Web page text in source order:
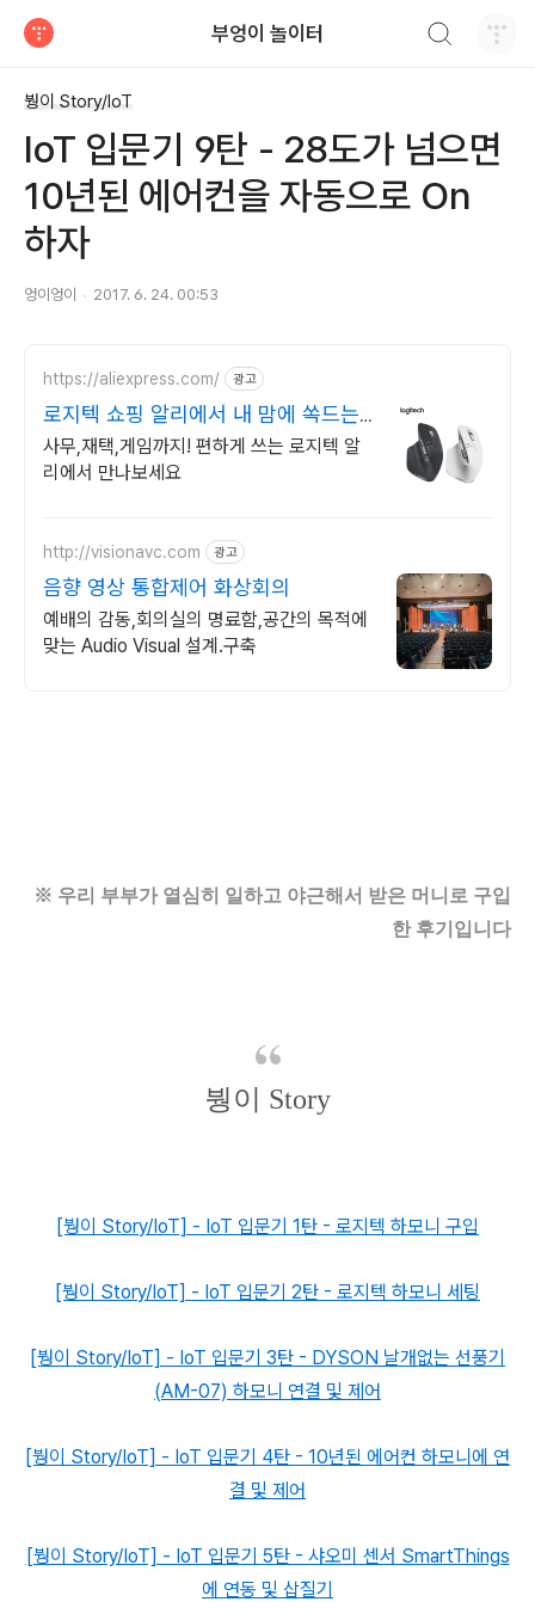
부엉이 놀이터
붱이 Story/IoT
IoT 입문기 9탄 - 28도가 넘으면
10년된 에어컨을 자동으로 On
하자
엉이엉이 2017. 6. 24. 00:53
https://aliexpress.com/ 광고
로지텍 쇼핑 알리에서 내 맘에 쏙드는
오늘의 특가
사무,재택,게임까지! 편하게 쓰는 로지텍 알
리에서 만나보세요
http://visionavc.com 광고
음향 영상 통합제어 화상회의
예배의 감동,회의실의 명료함,공간의 목적에
맞는 Audio Visual 설계.구축
※ 우리 부부가 열심히 일하고 야근해서 받은 머니로 구입
한후기입니다
붱이 Story
[붱이 Story/IoT] - IoT 입문기 1탄 - 로지텍 하모니 구입
[붱이 Story/IoT] - IoT 입문기 2탄 - 로지텍 하모니 세팅
[붱이 Story/IoT] - IoT 입문기 3탄 - DYSON 날개없는 선풍기
(AM-07) 하모니 연결 및 제어
[붱이 Story/IoT] - IoT 입문기 4탄 - 10년된 에어컨 하모니에 연
결 및 제어
[붱이 Story/IoT] - IoT 입문기 5탄 - 샤오미 센서 SmartThings
에 연동 및 삽질기